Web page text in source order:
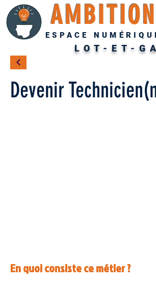
ESPACE
LOT-ET-
Devenir
En quoi consiste ce métier ?